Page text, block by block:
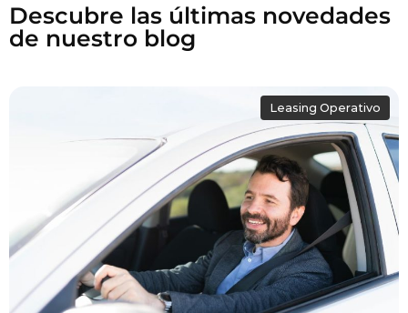
Descubre las últimas novedades
de nuestro blog
Leasing Operativo